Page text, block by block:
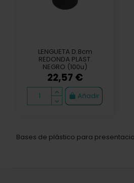
LENGUETA D.8cm
REDONDA PLAST.
NEGRO (100u)
22,57 €
Añadir
Bases de plástico para